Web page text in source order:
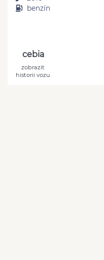
benzín
cebia
zobrazit
historii vozu